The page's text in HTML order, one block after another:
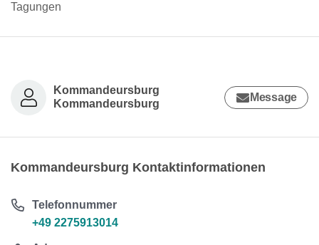
Tagungen
Kommandeursburg
Kommandeursburg
Message
Kommandeursburg Kontaktinformationen
Telefonnummer
+49 2275913014